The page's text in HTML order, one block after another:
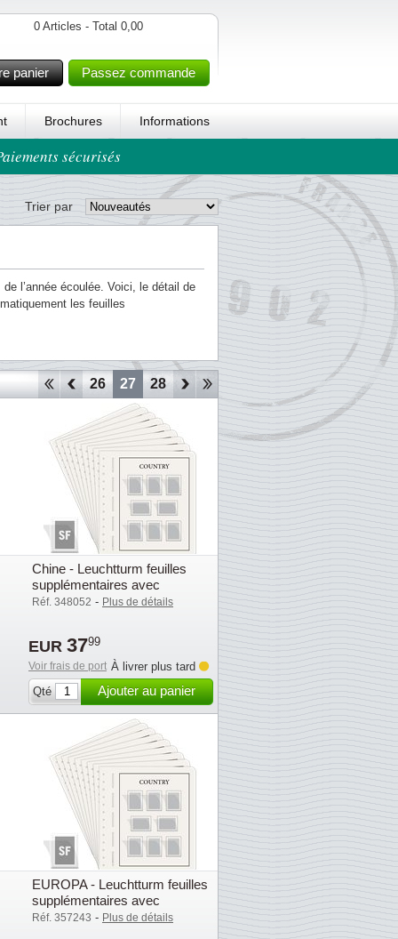
0 Articles - Total 0,00
panier Passez commande
Brochures Informations
sécurisés
Trier par
l’année écoulée. Voici, le détail de
les feuilles
24 25 26 27 28 29 30 33 35
Chine - Leuchtturm feuilles
supplémentaires avec
pochettes (SF) - 1967-1970
Réf. 348052 - Plus de détails
EUR 3799
Voir frais de port À livrer plus tard
Qté
Ajouter au panier
EUROPA - Leuchtturm feuilles
supplémentaires avec
pochettes (SF) - 2015
Réf. 357243 - Plus de détails